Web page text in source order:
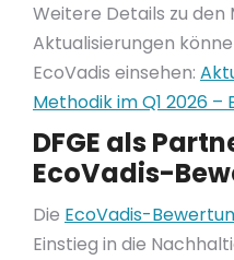
Weitere Details zu den
Aktualisierungen
EcoVadis einsehen:
Methodik im Q1 2026
DFGE als
EcoVadis-
Die EcoVadis-
Einstieg in die